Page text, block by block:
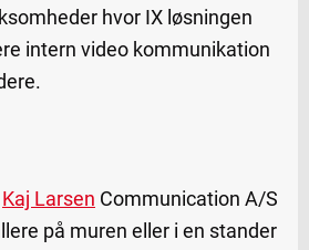
hvor IX løsningen
intern video kommunikation
Kaj Larsen Communication A/S
på muren eller i en stander